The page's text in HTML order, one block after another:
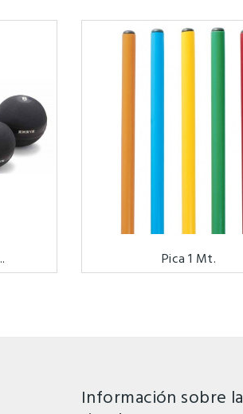
Pica 1 Mt.
Información sobre la